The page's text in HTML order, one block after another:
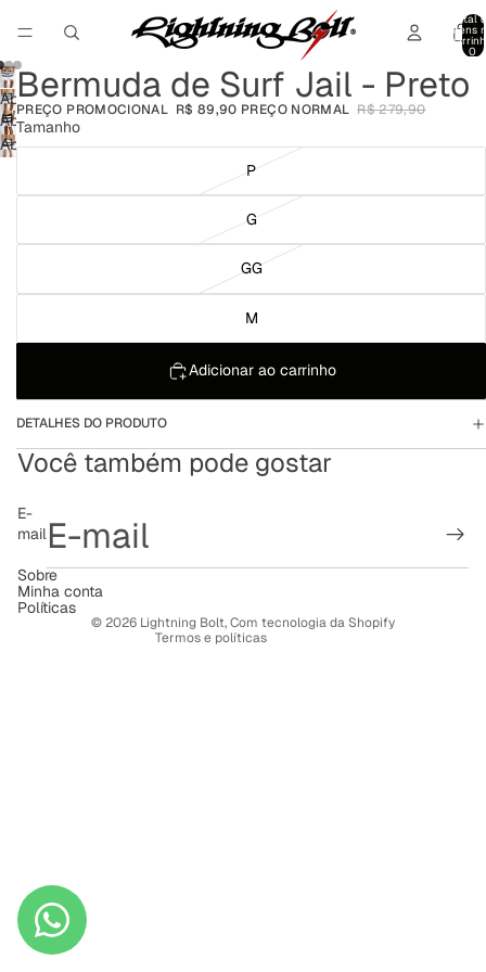
Total
itens
0
Abrir
imagem
em
tela
Abrir
imagem
em
cheia
Abrir
Bermuda de Surf Jail - Preto
PREÇO PROMOCIONAL R$ 89,90 PREÇO NORMAL R$ 279,90
Tamanho
P
G
GG
M
Adicionar ao carrinho
DETALHES DO PRODUTO
Você também pode gostar
E-
mail
Sobre
Minha conta
Políticas
© 2026 Lightning Bolt,Com tecnologia da Shopify
Termos e políticas
Política de privacidade
Termos de serviço
Política de frete